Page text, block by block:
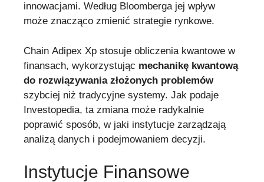
innowacjami. Według Bloomberga jej wpływ
może znacząco zmienić strategie rynkowe.
Chain Adipex Xp stosuje obliczenia kwantowe w
finansach, wykorzystując mechanikę kwantową
do rozwiązywania złożonych problemów
szybciej niż tradycyjne systemy. Jak podaje
Investopedia, ta zmiana może radykalnie
poprawić sposób, w jaki instytucje zarządzają
analizą danych i podejmowaniem decyzji.
Instytucje Finansowe